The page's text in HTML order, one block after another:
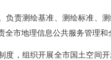
责测绘基准、测绘标准、
市地理信息公共服务管理和
组织开展全市国土空间开